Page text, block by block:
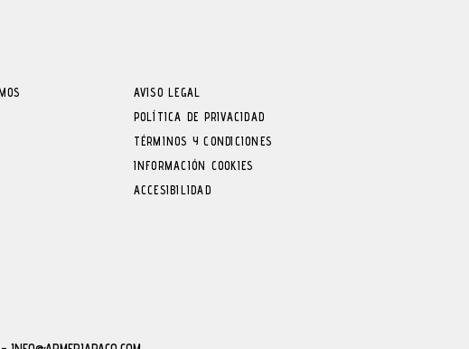
AVISO LEGAL
POLÍTICA DE PRIVACIDAD
TÉRMINOS Y CONDICIONES
INFORMACIÓN COOKIES
ACCESIBILIDAD